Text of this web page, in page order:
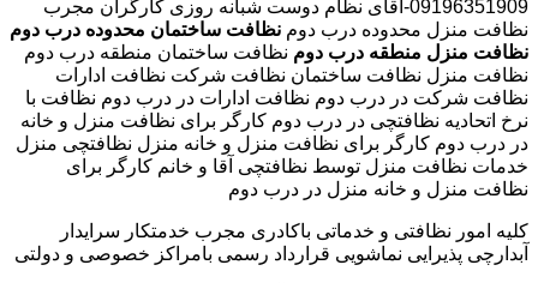
09196351909-آقای نظام دوست شبانه روزی کارگران مجرب
نظافت منزل محدوده درب دوم نظافت ساختمان محدوده درب دوم
نظافت منزل منطقه درب دوم نظافت ساختمان منطقه درب دوم
نظافت منزل نظافت ساختمان نظافت شرکت نظافت ادارات
نظافت شرکت در درب دوم نظافت ادارات در درب دوم نظافت با
نرخ اتحادیه نظافتچی در درب دوم کارگر برای نظافت منزل و خانه
در درب دوم کارگر برای نظافت منزل و خانه منزل نظافتچی منزل
خدمات نظافت منزل توسط نظافتچی آقا و خانم کارگر برای
نظافت منزل و خانه منزل در درب دوم
کلیه امور نظافتی و خدماتی باکادری مجرب خدمتکار سرایدار
آبدارچی پذیرایی نماشویی قرارداد رسمی بامراکز خصوصی و دولتی